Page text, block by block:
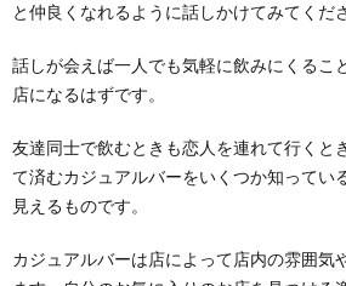
と仲良くなれるように話しかけてみてくだ
話しが会えば一人でも気軽に飲みにくるこ
店になるはずです。
友達同士で飲むときも恋人を連れて行くと
て済むカジュアルバーをいくつか知ってい
見えるものです。
カジュアルバーは店によって店内の雰囲気